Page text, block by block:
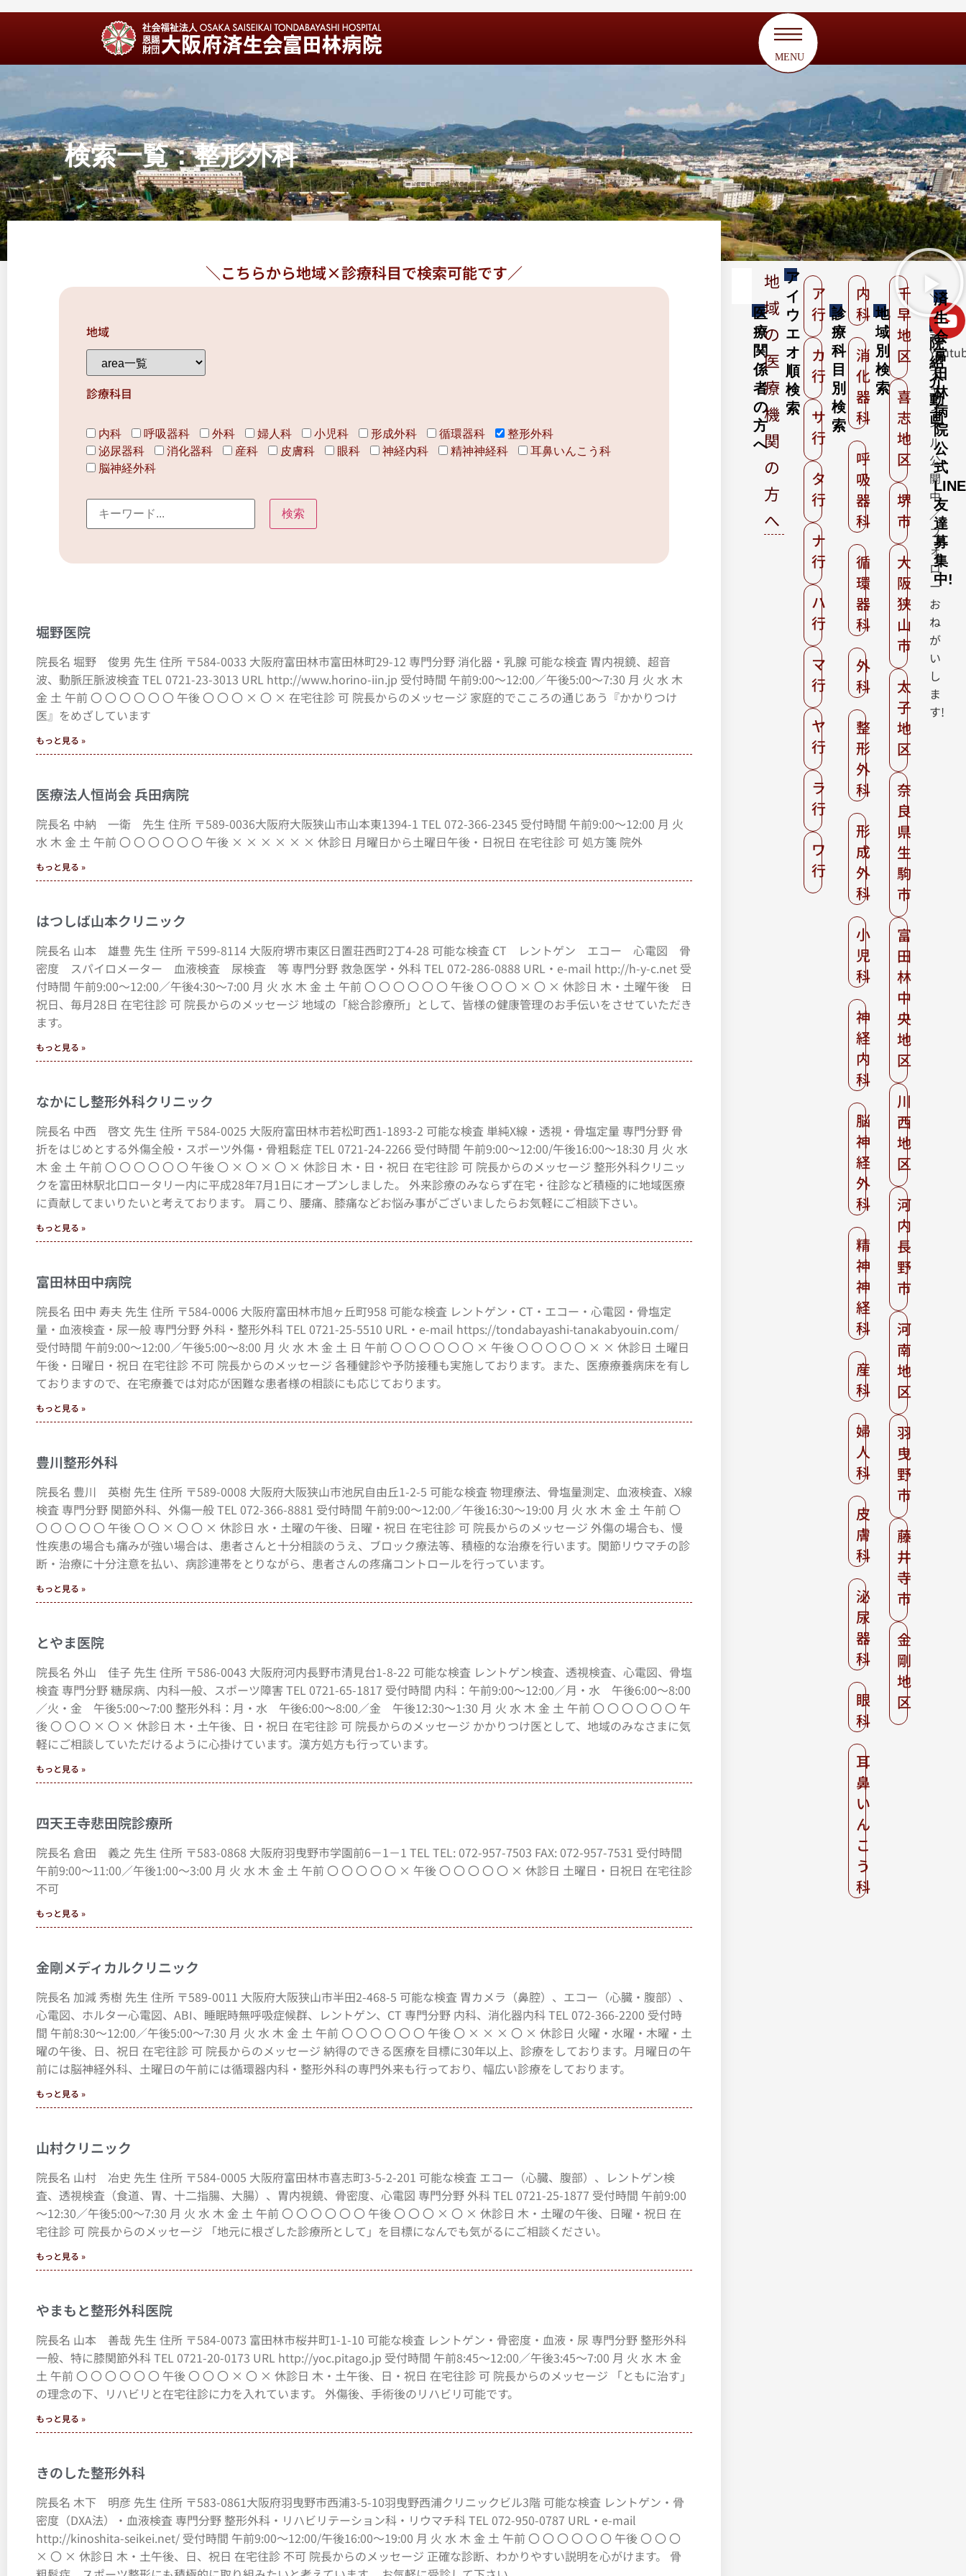
MENU
検索一覧：整形外科
＼こちらから地域×診療科目で検索可能です／
地域
診療科目
内科 呼吸器科 外科 婦人科 小児科 形成外科 循環器科
整形外科
泌尿器科
消化器科 産科 皮膚科 眼科 神経内科 精神神経科
耳鼻いんこう科
脳神経外科
堀野医院
院長名 堀野 俊男 先生 住所 〒584-0033 大阪府富田林市富田林町29-12 専門分野 消化器・乳腺 可能な検査 胃内視鏡、超音
波、動脈圧脈波検査 TEL 0721-23-3013 URL http://www.horino-iin.jp 受付時間 午前9:00～12:00／午後5:00～7:30 月 火 水 木
金 土 午前 〇 〇 〇 〇 〇 〇 午後 〇 〇 〇 × 〇 × 在宅往診 可 院長からのメッセージ 家庭的でこころの通じあう『かかりつけ
医』をめざしています
もっと見る »
医療法人恒尚会 兵田病院
院長名 中納 一衛 先生 住所 〒589-0036大阪府大阪狭山市山本東1394-1 TEL 072-366-2345 受付時間 午前9:00～12:00 月 火
水 木 金 土 午前 〇 〇 〇 〇 〇 〇 午後 × × × × × × 休診日 月曜日から土曜日午後・日祝日 在宅往診 可 処方箋 院外
もっと見る »
はつしば山本クリニック
院長名 山本 雄豊 先生 住所 〒599-8114 大阪府堺市東区日置荘西町2丁4-28 可能な検査 CT レントゲン エコー 心電図 骨
密度 スパイロメーター 血液検査 尿検査 等 専門分野 救急医学・外科 TEL 072-286-0888 URL・e-mail http://h-y-c.net 受
付時間 午前9:00～12:00／午後4:30～7:00 月 火 水 木 金 土 午前 〇 〇 〇 〇 〇 〇 午後 〇 〇 〇 × 〇 × 休診日 木・土曜午後 日
祝日、毎月28日 在宅往診 可 院長からのメッセージ 地域の「総合診療所」として、皆様の健康管理のお手伝いをさせていただき
ます。
もっと見る »
なかにし整形外科クリニック
院長名 中西 啓文 先生 住所 〒584-0025 大阪府富田林市若松町西1-1893-2 可能な検査 単純X線・透視・骨塩定量 専門分野 骨
折をはじめとする外傷全般・スポーツ外傷・骨粗鬆症 TEL 0721-24-2266 受付時間 午前9:00～12:00/午後16:00～18:30 月 火 水
木 金 土 午前 〇 〇 〇 〇 〇 〇 午後 〇 × 〇 × 〇 × 休診日 木・日・祝日 在宅往診 可 院長からのメッセージ 整形外科クリニッ
クを富田林駅北口ロータリー内に平成28年7月1日にオープンしました。 外来診療のみならず在宅・往診など積極的に地域医療
に貢献してまいりたいと考えております。 肩こり、腰痛、膝痛などお悩み事がございましたらお気軽にご相談下さい。
もっと見る »
富田林田中病院
院長名 田中 寿夫 先生 住所 〒584-0006 大阪府富田林市旭ヶ丘町958 可能な検査 レントゲン・CT・エコー・心電図・骨塩定
量・血液検査・尿一般 専門分野 外科・整形外科 TEL 0721-25-5510 URL・e-mail https://tondabayashi-tanakabyouin.com/
受付時間 午前9:00～12:00／午後5:00～8:00 月 火 水 木 金 土 日 午前 〇 〇 〇 〇 〇 〇 × 午後 〇 〇 〇 〇 〇 × × 休診日 土曜日
午後・日曜日・祝日 在宅往診 不可 院長からのメッセージ 各種健診や予防接種も実施しております。また、医療療養病床を有し
ておりますので、在宅療養では対応が困難な患者様の相談にも応じております。
もっと見る »
豊川整形外科
院長名 豊川 英樹 先生 住所 〒589-0008 大阪府大阪狭山市池尻自由丘1-2-5 可能な検査 物理療法、骨塩量測定、血液検査、X線
検査 専門分野 関節外科、外傷一般 TEL 072-366-8881 受付時間 午前9:00～12:00／午後16:30～19:00 月 火 水 木 金 土 午前 〇
〇 〇 〇 〇 〇 午後 〇 〇 × 〇 〇 × 休診日 水・土曜の午後、日曜・祝日 在宅往診 可 院長からのメッセージ 外傷の場合も、慢
性疾患の場合も痛みが強い場合は、患者さんと十分相談のうえ、ブロック療法等、積極的な治療を行います。関節リウマチの診
断・治療に十分注意を払い、病診連帯をとりながら、患者さんの疼痛コントロールを行っています。
もっと見る »
とやま医院
院長名 外山 佳子 先生 住所 〒586-0043 大阪府河内長野市清見台1-8-22 可能な検査 レントゲン検査、透視検査、心電図、骨塩
検査 専門分野 糖尿病、内科一般、スポーツ障害 TEL 0721-65-1817 受付時間 内科：午前9:00～12:00／月・水 午後6:00～8:00
／火・金 午後5:00～7:00 整形外科：月・水 午後6:00～8:00／金 午後12:30～1:30 月 火 水 木 金 土 午前 〇 〇 〇 〇 〇 〇 午
後 〇 〇 〇 × 〇 × 休診日 木・土午後、日・祝日 在宅往診 可 院長からのメッセージ かかりつけ医として、地域のみなさまに気
軽にご相談していただけるように心掛けています。漢方処方も行っています。
もっと見る »
四天王寺悲田院診療所
院長名 倉田 義之 先生 住所 〒583-0868 大阪府羽曳野市学園前6－1－1 TEL TEL: 072-957-7503 FAX: 072-957-7531 受付時間
午前9:00～11:00／午後1:00～3:00 月 火 水 木 金 土 午前 〇 〇 〇 〇 〇 × 午後 〇 〇 〇 〇 〇 × 休診日 土曜日・日祝日 在宅往診
不可
もっと見る »
金剛メディカルクリニック
院長名 加減 秀樹 先生 住所 〒589-0011 大阪府大阪狭山市半田2-468-5 可能な検査 胃カメラ（鼻腔）、エコー（心臓・腹部）、
心電図、ホルター心電図、ABI、睡眠時無呼吸症候群、レントゲン、CT 専門分野 内科、消化器内科 TEL 072-366-2200 受付時
間 午前8:30～12:00／午後5:00～7:30 月 火 水 木 金 土 午前 〇 〇 〇 〇 〇 〇 午後 〇 × × × 〇 × 休診日 火曜・水曜・木曜・土
曜の午後、日、祝日 在宅往診 可 院長からのメッセージ 納得のできる医療を目標に30年以上、診療をしております。月曜日の午
前には脳神経外科、土曜日の午前には循環器内科・整形外科の専門外来も行っており、幅広い診療をしております。
もっと見る »
山村クリニック
院長名 山村 冶史 先生 住所 〒584-0005 大阪府富田林市喜志町3-5-2-201 可能な検査 エコー（心臓、腹部）、レントゲン検
査、透視検査（食道、胃、十二指腸、大腸）、胃内視鏡、骨密度、心電図 専門分野 外科 TEL 0721-25-1877 受付時間 午前9:00
～12:30／午後5:00～7:30 月 火 水 木 金 土 午前 〇 〇 〇 〇 〇 〇 午後 〇 〇 〇 × 〇 × 休診日 木・土曜の午後、日曜・祝日 在
宅往診 可 院長からのメッセージ 「地元に根ざした診療所として」を目標になんでも気がるにご相談ください。
もっと見る »
やまもと整形外科医院
院長名 山本 善哉 先生 住所 〒584-0073 富田林市桜井町1-1-10 可能な検査 レントゲン・骨密度・血液・尿 専門分野 整形外科
一般、特に膝関節外科 TEL 0721-20-0173 URL http://yoc.pitago.jp 受付時間 午前8:45～12:00／午後3:45～7:00 月 火 水 木 金
土 午前 〇 〇 〇 〇 〇 〇 午後 〇 〇 〇 × 〇 × 休診日 木・土午後、日・祝日 在宅往診 可 院長からのメッセージ 「ともに治す」
の理念の下、リハビリと在宅往診に力を入れています。 外傷後、手術後のリハビリ可能です。
もっと見る »
きのした整形外科
院長名 木下 明彦 先生 住所 〒583-0861大阪府羽曳野市西浦3-5-10羽曳野西浦クリニックビル3階 可能な検査 レントゲン・骨
密度（DXA法）・血液検査 専門分野 整形外科・リハビリテーション科・リウマチ科 TEL 072-950-0787 URL・e-mail
http://kinoshita-seikei.net/ 受付時間 午前9:00～12:00/午後16:00～19:00 月 火 水 木 金 土 午前 〇 〇 〇 〇 〇 〇 午後 〇 〇 〇
× 〇 × 休診日 木・土午後、日、祝日 在宅往診 不可 院長からのメッセージ 正確な診断、わかりやすい説明を心がけます。 骨
医
療
関
係
者
の
方
へ
地
域
の
医
療
機
関
の
方
へ
ア
イ
ウ
エ
オ
順
検
索
ア
行
カ
行
サ
行
タ
行
ナ
行
ハ
行
マ
行
ヤ
行
ラ
行
ワ
行
診
療
科
目
別
検
索
内
科
消
化
器
科
呼
吸
器
科
循
環
器
科
外
科
整
形
外
科
形
成
外
科
小
児
科
神
経
内
科
脳
神
経
外
科
精
神
神
経
科
産
科
婦
人
科
皮
膚
科
泌
尿
器
科
眼
科
耳
鼻
い
ん
こ
う
科
地
域
別
検
索
千
早
地
区
喜
志
地
区
堺
市
大
阪
狭
山
市
太
子
地
区
奈
良
県
生
駒
市
富
田
林
中
央
地
区
川
西
地
区
河
内
長
野
市
河
南
地
区
羽
曳
野
市
藤
井
寺
市
金
剛
地
区
病
院
紹
介
動
画
＼
公
式
チ
ャ
ン
ネ
ル
公
開
中
／
フ
ォ
ロ
ー
お
ね
が
い
し
ま
す!
済
生
会
富
田
林
病
院
公
式
LINE
友
達
募
集
中!